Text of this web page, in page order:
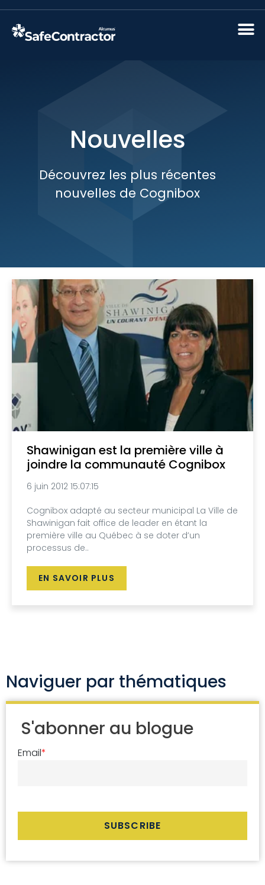
Nouvelles
Découvrez les plus récentes
nouvelles de Cognibox
Shawinigan est la première ville à
joindre la communauté Cognibox
6 juin 2012 15:07:15
Cognibox adapté au secteur municipal La Ville de
Shawinigan fait office de leader en étant la
première ville au Québec à se doter d’un
processus de..
EN SAVOIR PLUS
Naviguer par thématiques
S'abonner au blogue
Email*